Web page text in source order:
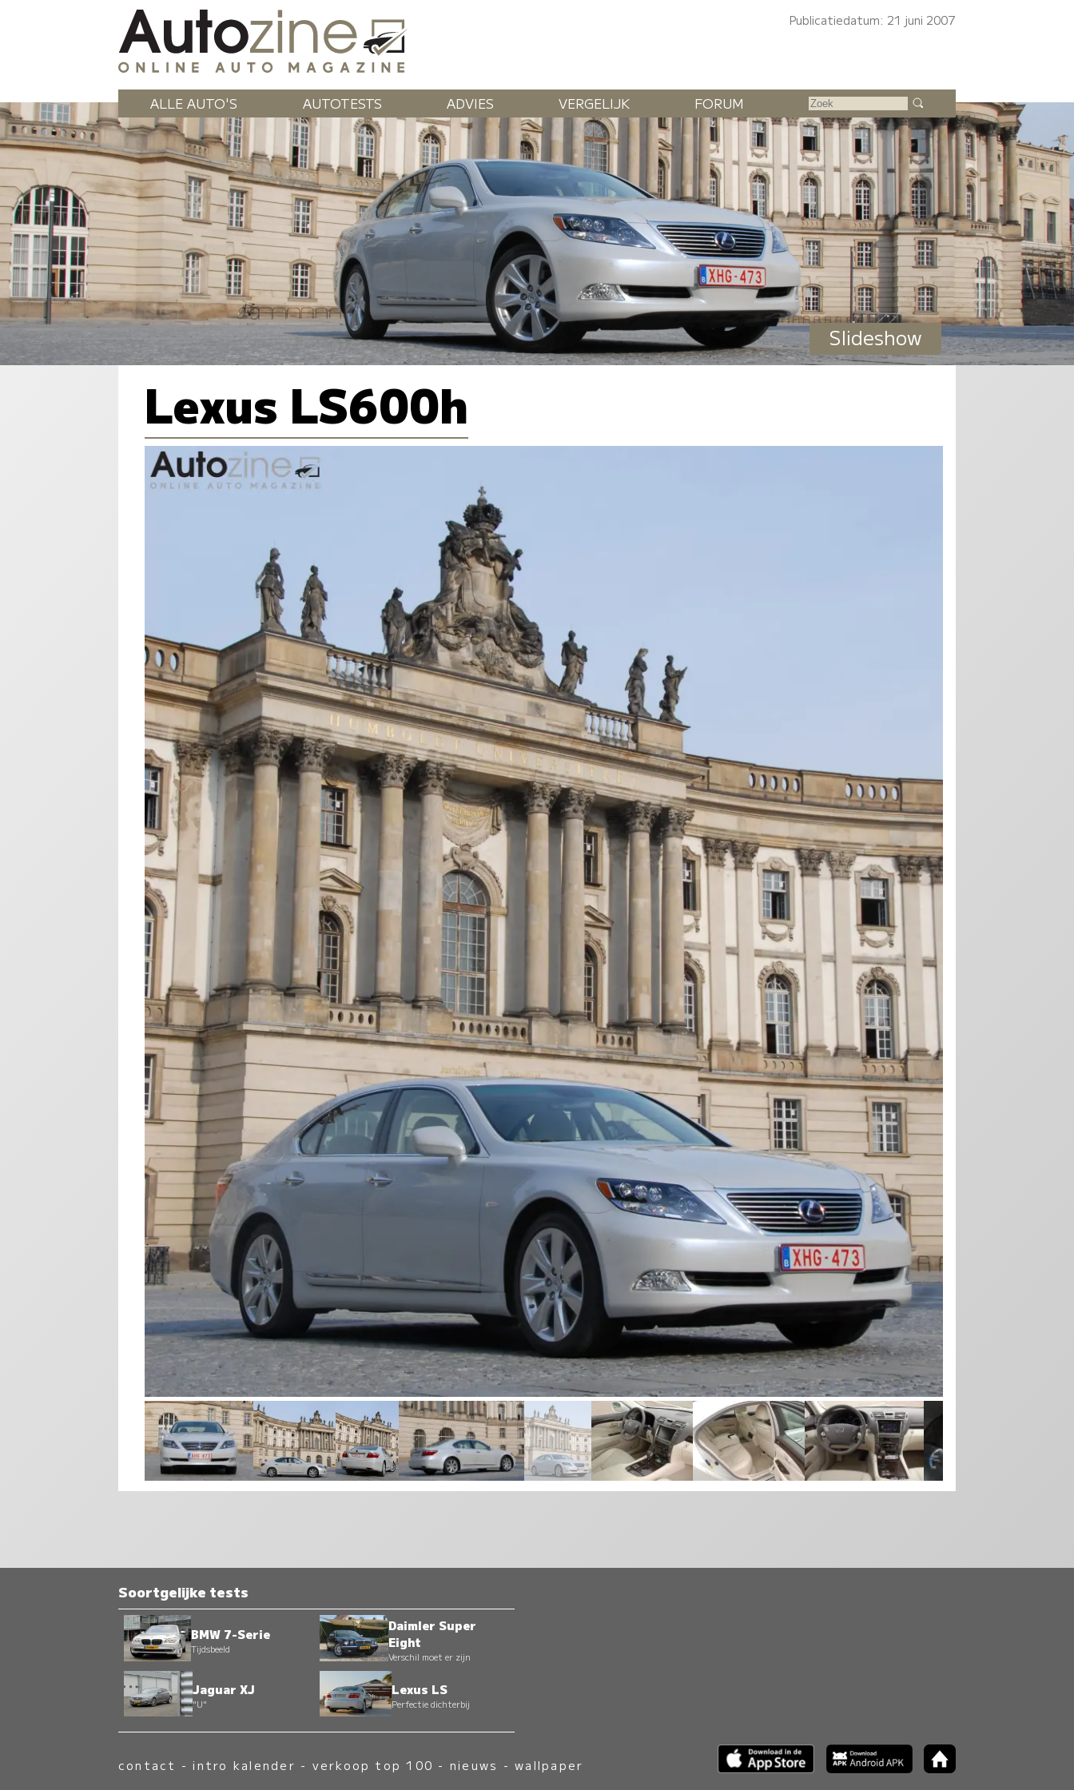
Publicatiedatum: 21 juni 2007
ALLE AUTO'S AUTOTESTS ADVIES VERGELIJK FORUM
Slideshow
Lexus LS600h
Soortgelijke tests
BMW 7-Serie
Tijdsbeeld
Daimler Super
Eight
Verschil moet er zijn
Jaguar XJ
"U"
Lexus LS
Perfectie dichterbij
contact -intro kalender - verkoop top 100 - nieuws -wallpaper